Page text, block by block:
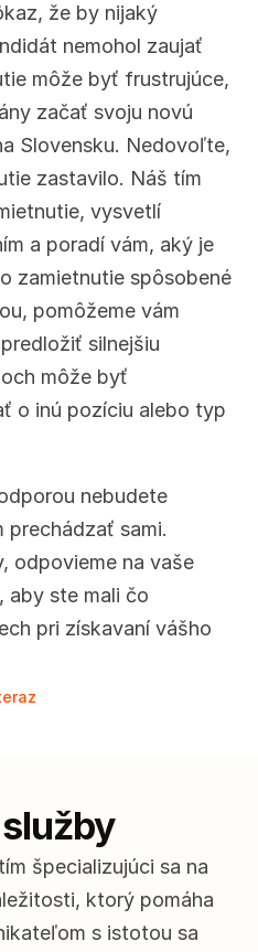
že by nijaký
nemohol zaujať
môže byť frustrujúce,
začať svoju novú
Slovensku. Nedovoľte,
zastavilo. Náš tím
vysvetlí
a poradí vám, aký je
zamietnutie spôsobené
pomôžeme vám
silnejšiu
môže byť
o inú pozíciu alebo typ
nebudete
sami.
odpovieme na vaše
aby ste mali čo
pri získavaní vášho
špecializujúci sa na
ktorý pomáha
s istotou sa